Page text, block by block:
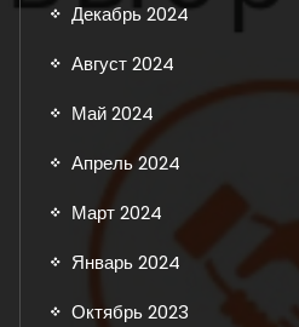
Декабрь 2024
Август 2024
Май 2024
Апрель 2024
Март 2024
Январь 2024
Октябрь 2023